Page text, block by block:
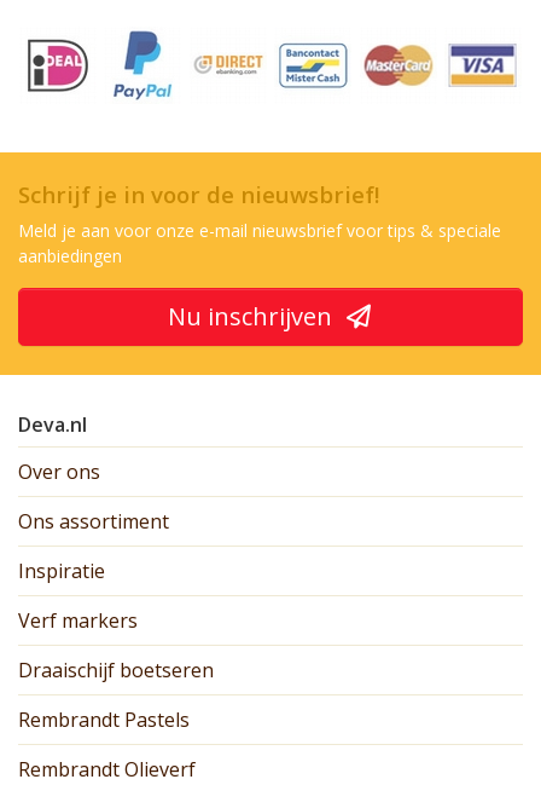
Schrijf je in voor de nieuwsbrief!
Meld je aan voor onze e-mail nieuwsbrief voor tips & speciale
aanbiedingen
Nu inschrijven
Deva.nl
Over ons
Ons assortiment
Inspiratie
Verf markers
Draaischijf boetseren
Rembrandt Pastels
Rembrandt Olieverf